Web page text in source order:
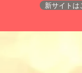
新サイトは